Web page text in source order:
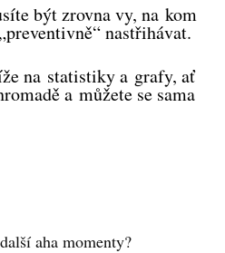
být zrovna vy, na kom
nastřihávat.
na statistiky a grafy, ať
a můžete se sama
aha momenty?